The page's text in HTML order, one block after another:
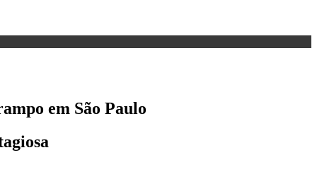
em São Paulo